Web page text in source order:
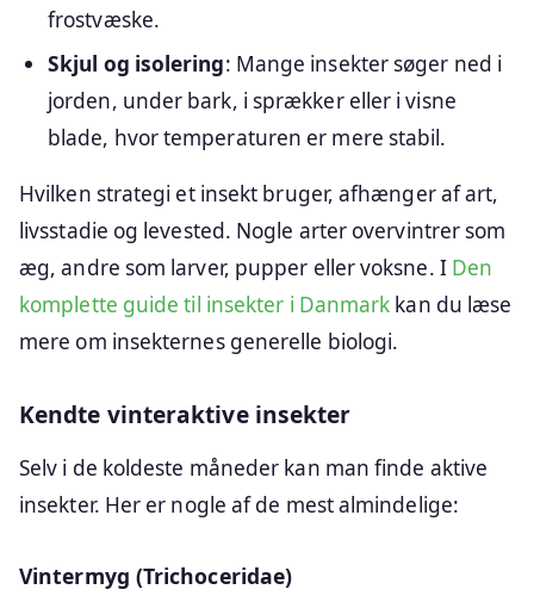
frostvæske.
Skjul og isolering: Mange insekter søger ned i
jorden, under bark, i sprækker eller i visne
blade, hvor temperaturen er mere stabil.
Hvilken strategi et insekt bruger, afhænger af art,
livsstadie og levested. Nogle arter overvintrer som
æg, andre som larver, pupper eller voksne. I Den
komplette guide til insekter i Danmark kan du læse
mere om insekternes generelle biologi.
Kendte vinteraktive insekter
Selv i de koldeste måneder kan man finde aktive
insekter. Her er nogle af de mest almindelige:
Vintermyg (Trichoceridae)